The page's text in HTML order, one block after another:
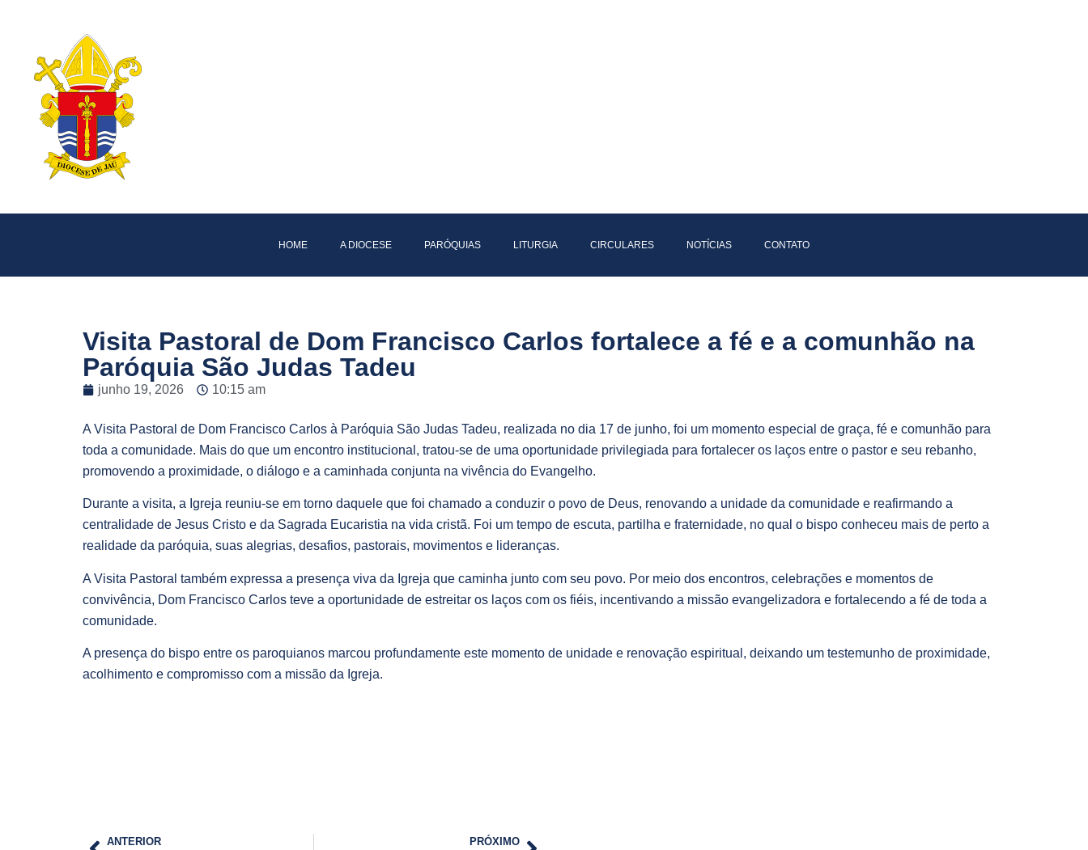
HOME A DIOCESE PARÓQUIAS LITURGIA CIRCULARES NOTÍCIAS CONTATO
Visita Pastoral de Dom Francisco Carlos fortalece a fé e a comunhão na
Paróquia São Judas Tadeu
junho 19, 2026 10:15 am
A Visita Pastoral de Dom Francisco Carlos à Paróquia São Judas Tadeu, realizada no dia 17 de junho, foi um momento especial de graça, fé e comunhão para
toda a comunidade. Mais do que um encontro institucional, tratou-se de uma oportunidade privilegiada para fortalecer os laços entre o pastor e seu rebanho,
promovendo a proximidade, o diálogo e a caminhada conjunta na vivência do Evangelho.
Durante a visita, a Igreja reuniu-se em torno daquele que foi chamado a conduzir o povo de Deus, renovando a unidade da comunidade e reafirmando a
centralidade de Jesus Cristo e da Sagrada Eucaristia na vida cristã. Foi um tempo de escuta, partilha e fraternidade, no qual o bispo conheceu mais de perto a
realidade da paróquia, suas alegrias, desafios, pastorais, movimentos e lideranças.
A Visita Pastoral também expressa a presença viva da Igreja que caminha junto com seu povo. Por meio dos encontros, celebrações e momentos de
convivência, Dom Francisco Carlos teve a oportunidade de estreitar os laços com os fiéis, incentivando a missão evangelizadora e fortalecendo a fé de toda a
comunidade.
A presença do bispo entre os paroquianos marcou profundamente este momento de unidade e renovação espiritual, deixando um testemunho de proximidade,
acolhimento e compromisso com a missão da Igreja.
ANTERIOR PRÓXIMO